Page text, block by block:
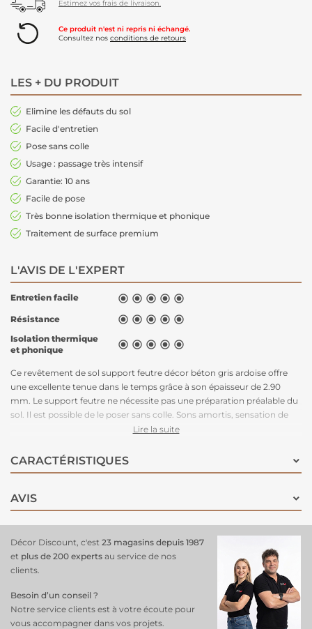
Estimez vos frais de livraison.
Ce produit n'est ni repris ni échangé.
Consultez nos conditions de retours
LES + DU PRODUIT
Elimine les défauts du sol
Facile d'entretien
Pose sans colle
Usage : passage très intensif
Garantie: 10 ans
Facile de pose
Très bonne isolation thermique et phonique
Traitement de surface premium
L'AVIS DE L'EXPERT
Entretien facile     
Résistance     
Isolation thermique
et phonique
    
Ce revêtement de sol support feutre décor béton gris ardoise offre
une excellente tenue dans le temps grâce à son épaisseur de 2.90
mm. Le support feutre ne nécessite pas une préparation préalable du
sol. Il est possible de le poser sans colle. Sons amortis, sensation de
douceur et confort à la marche inégalé. Son style completera
Lire la suite
CARACTÉRISTIQUES
AVIS
Décor Discount, c'est 23 magasins depuis 1987
et plus de 200 experts au service de nos
clients.
Besoin d’un conseil ?
Notre service clients est à votre écoute pour
vous accompagner dans vos projets.